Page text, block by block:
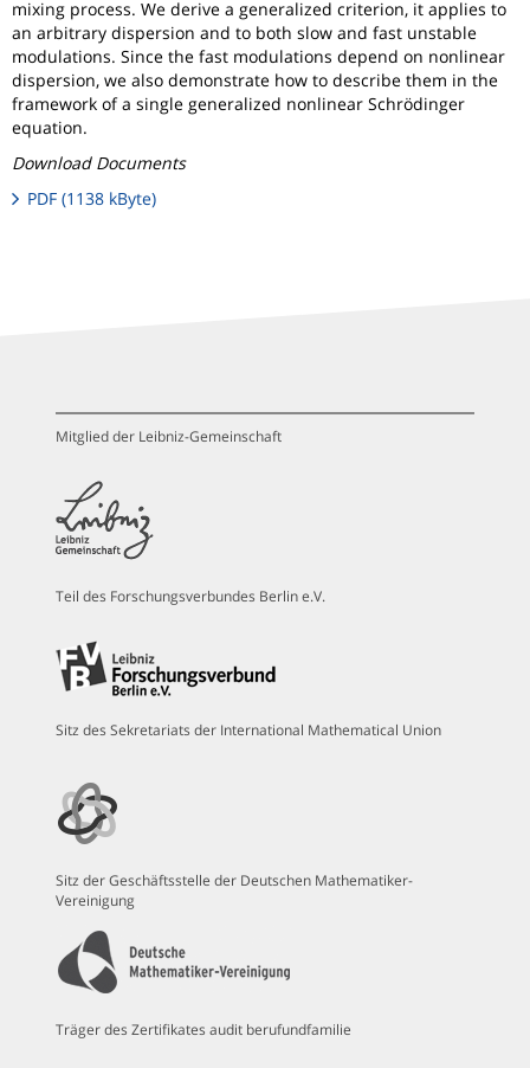
mixing process. We derive a generalized criterion, it applies to
an arbitrary dispersion and to both slow and fast unstable
modulations. Since the fast modulations depend on nonlinear
dispersion, we also demonstrate how to describe them in the
framework of a single generalized nonlinear Schrödinger
equation.
Download Documents
PDF (1138 kByte)
Mitglied der Leibniz-Gemeinschaft
Teil des Forschungsverbundes Berlin e.V.
Sitz des Sekretariats der International Mathematical Union
Sitz der Geschäftsstelle der Deutschen Mathematiker-
Vereinigung
Träger des Zertifikates audit berufundfamilie